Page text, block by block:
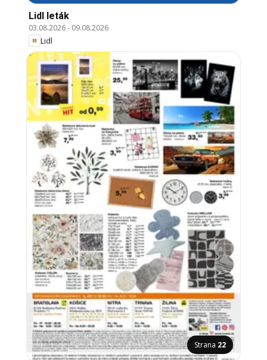
Lidl leták
03.08.2026- 09.08.2026
Lidl
Strana 22